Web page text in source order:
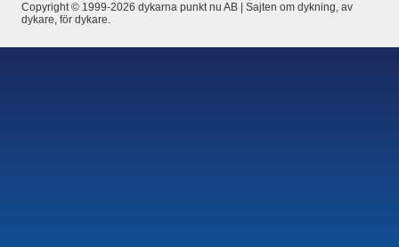
Copyright © 1999-2026 dykarna punkt nu AB | Sajten om dykning, av
dykare, för dykare.